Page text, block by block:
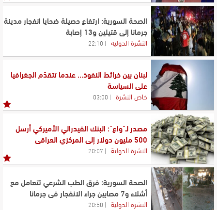
الصحة السورية: ارتفاع حصيلة ضحايا انفجار مدينة
جرمانا إلى قتيلين و13 إصابة
النشرة الدولية 22:10
لبنان بين خرائط النفوذ... عندما تتقدّم الجغرافيا
على السياسة
خاص النشرة 03:00
مصدر لـ"واع": البنك الفيدرالي الأميركي أرسل
500 مليون دولار إلى المركزي العراقي
النشرة الدولية 20:07
الصحة السورية: فرق الطب الشرعي تتعامل مع
أشلاء و7 مصابين جراء الانفجار في جرمانا
النشرة الدولية 20:50